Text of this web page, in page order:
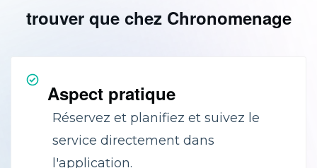
trouver que chez Chronomenage
Aspect pratique
Réservez et planifiez et suivez le
service directement dans
l'application.